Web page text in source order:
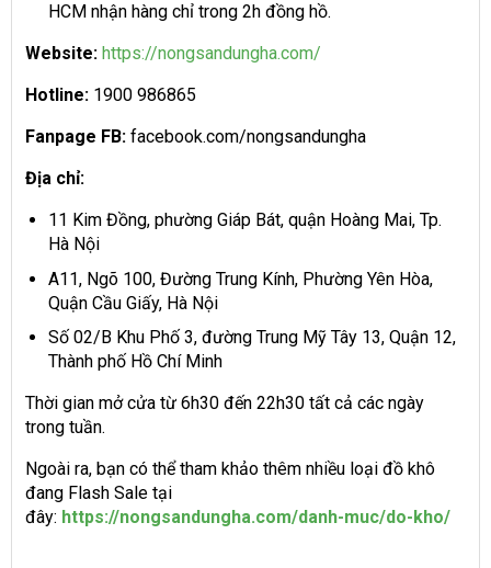
HCM nhận hàng chỉ trong 2h đồng hồ.
Website: https://nongsandungha.com/
Hotline: 1900 986865
Fanpage FB: facebook.com/nongsandungha
Địa chỉ:
11 Kim Đồng, phường Giáp Bát, quận Hoàng Mai, Tp.
Hà Nội
A11, Ngõ 100, Đường Trung Kính, Phường Yên Hòa,
Quận Cầu Giấy, Hà Nội
Số 02/B Khu Phố 3, đường Trung Mỹ Tây 13, Quận 12,
Thành phố Hồ Chí Minh
Thời gian mở cửa từ 6h30 đến 22h30 tất cả các ngày
trong tuần.
Ngoài ra, bạn có thể tham khảo thêm nhiều loại đồ khô
đang Flash Sale tại
đây: https://nongsandungha.com/danh-muc/do-kho/